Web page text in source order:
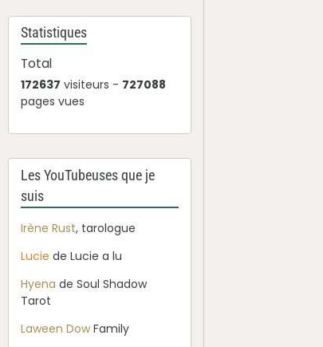
Statistiques
Total
172637 visiteurs - 727088
pages vues
Les YouTubeuses que je
suis
Irène Rust, tarologue
Luciede Lucie a lu
Hyena de Soul Shadow
Tarot
Laween DowFamily